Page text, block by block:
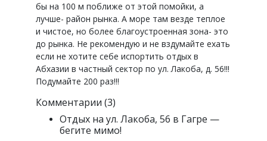
бы на 100 м поближе от этой помойки, а
лучше- район рынка. А море там везде теплое
и чистое, но более благоустроенная зона- это
до рынка. Не рекомендую и не вздумайте ехать
если не хотите себе испортить отдых в
Абхазии в частный сектор по ул. Лакоба, д. 56!!!
Подумайте 200 раз!!!
Комментарии (3)
Отдых на ул. Лакоба, 56 в Гагре —
бегите мимо!